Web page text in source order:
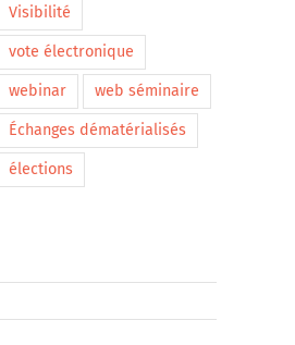
Visibilité
vote électronique
webinar web séminaire
Échanges dématérialisés
élections